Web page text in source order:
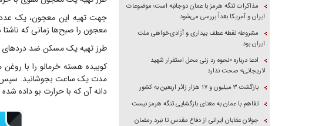
جهت تهیه این معجون، یک
معجون را صبح‌ها زمانی که
طرز تهیه یک مسکن ضد دردهای
کوبیده هسته خرمالو را با
مدت یک ساعت بجوشانید. سپس،
دانه آن که با حرارت بو داده
مذاکرات تنگه هرمز با عمان دوجانبه است؛ موضوعات
ایران و آمریکا بعداً بررسی می‌شود
مشروطه نقطه عطف بیداری و آزادی‌خواهی ملت
ایران بود
ادعا درباره «نحوه رد زنی محل استقرار شهید
لاریجانی» صحت ندارد
بازگشت ۳ میلیون و ۱۷ هزار زائر اربعین به کشور
تفاهم با عمان به معنای بازگشایی تنگه هرمز نیست
جولان عقابان ایرانی از دفاع مقدس تا نبرد رمضان